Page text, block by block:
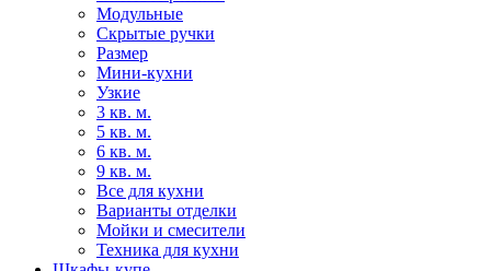
Модульные
Скрытые ручки
Размер
Мини-кухни
Узкие
3 кв. м.
5 кв. м.
6 кв. м.
9 кв. м.
Все для кухни
Варианты отделки
Мойки и смесители
Техника для кухни